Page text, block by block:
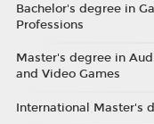
Bachelor's degree in
Professions
Master's degree in
and Video Games
International Master's